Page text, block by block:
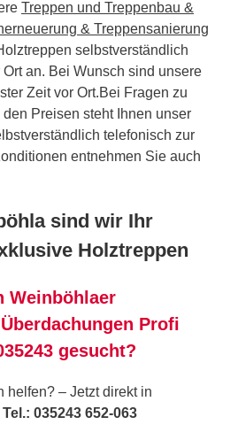
Treppen und Treppenbau &
& Treppensanierung
selbstverständlich
an. Bei Wunsch sind unsere
Zeit vor Ort.Bei Fragen zu
Preisen steht Ihnen unser
telefonisch zur
entnehmen Sie auch
sind wir Ihr
Holztreppen
Weinböhlaer
Profi
gesucht?
helfen? – Jetzt direkt in
Tel.: 035243 652-063